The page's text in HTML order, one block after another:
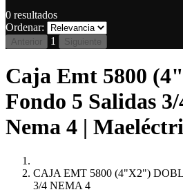
0 resultados
Ordenar:
Anterior 1 Siguiente
Caja Emt 5800
Fondo 5 Salidas
Nema 4 |
CAJA EMT 5800 (4"X2")
3/4 NEMA 4